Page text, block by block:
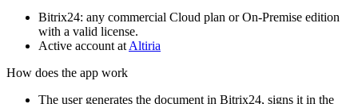
Bitrix24: any commercial Cloud plan or On-Premise edition
with a valid license.
Active account atAltiria
How does the app work
The user generates the document in Bitrix24, signs it in the